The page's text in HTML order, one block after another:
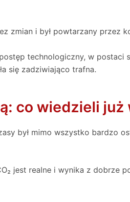
zmian i był powtarzany przez
technologiczny, w
się zadziwiająco trafna.
co wiedzieli już
był mimo wszystko bardzo
jest realne i wynika z dobrze